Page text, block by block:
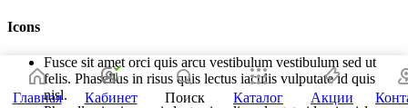
Icons
Fusce sit amet orci quis arcu vestibulum vestibulum sed ut
felis. Phasellus in risus quis lectus iaculis vulputate id quis
nisl.
Главная Кабинет Поиск Каталог Акции